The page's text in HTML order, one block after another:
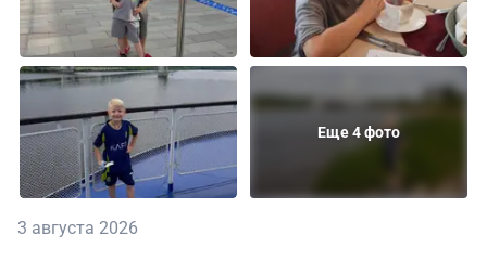
Еще 4 фото
3 августа 2026